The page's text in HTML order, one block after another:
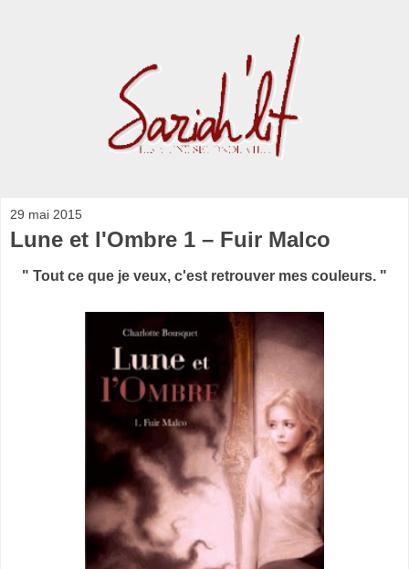
29 mai 2015
Lune et l'Ombre 1 – Fuir Malco
" Tout ce que je veux, c'est retrouver mes couleurs. "